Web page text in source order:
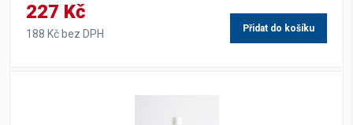
227 Kč
188 Kč bez DPH Přidat do košíku